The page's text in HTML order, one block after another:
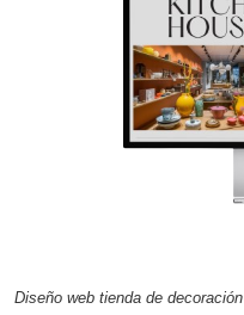
Diseño web tienda de decoración